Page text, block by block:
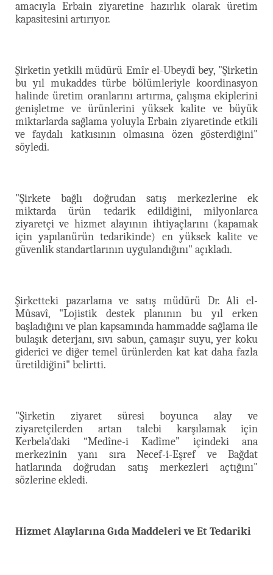
amacıyla Erbain ziyaretine hazırlık olarak üretim
kapasitesini artırıyor.
Şirketin yetkili müdürü Emîr el-Ubeydî bey, "Şirketin
bu yıl mukaddes türbe bölümleriyle koordinasyon
halinde üretim oranlarını artırma, çalışma ekiplerini
genişletme ve ürünlerini yüksek kalite ve büyük
miktarlarda sağlama yoluyla Erbain ziyaretinde etkili
ve faydalı katkısının olmasına özen gösterdiğini"
söyledi.
"Şirkete bağlı doğrudan satış merkezlerine ek
miktarda ürün tedarik edildiğini, milyonlarca
ziyaretçi ve hizmet alayının ihtiyaçlarını (kapamak
için yapılanürün tedarikinde) en yüksek kalite ve
güvenlik standartlarının uygulandığını" açıkladı.
Şirketteki pazarlama ve satış müdürü Dr. Ali el-
Mûsavî, "Lojistik destek planının bu yıl erken
başladığını ve plan kapsamında hammadde sağlama ile
bulaşık deterjanı, sıvı sabun, çamaşır suyu, yer koku
giderici ve diğer temel ürünlerden kat kat daha fazla
üretildiğini" belirtti.
"Şirketin ziyaret süresi boyunca alay ve
ziyaretçilerden artan talebi karşılamak için
Kerbela'daki “Medîne-i Kadîme” içindeki ana
merkezinin yanı sıra Necef-i-Eşref ve Bağdat
hatlarında doğrudan satış merkezleri açtığını"
sözlerine ekledi.
Hizmet Alaylarına Gıda Maddeleri ve Et Tedariki